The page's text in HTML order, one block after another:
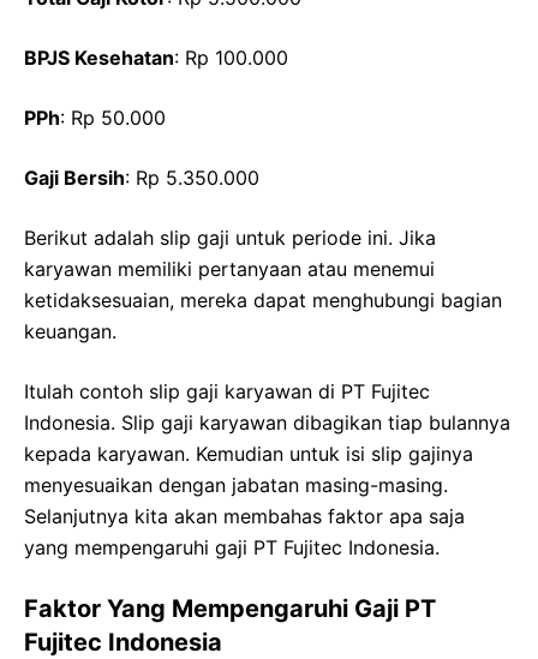
BPJS Kesehatan: Rp 100.000
PPh: Rp 50.000
Gaji Bersih: Rp 5.350.000
Berikut adalah slip gaji untuk periode ini. Jika
karyawan memiliki pertanyaan atau menemui
ketidaksesuaian, mereka dapat menghubungi bagian
keuangan.
Itulah contoh slip gaji karyawan di PT Fujitec
Indonesia. Slip gaji karyawan dibagikan tiap bulannya
kepada karyawan. Kemudian untuk isi slip gajinya
menyesuaikan dengan jabatan masing-masing.
Selanjutnya kita akan membahas faktor apa saja
yang mempengaruhi gaji PT Fujitec Indonesia.
Faktor Yang Mempengaruhi Gaji PT
Fujitec Indonesia